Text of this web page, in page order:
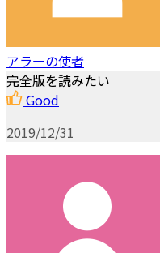
アラーの使者
完全版を読みたい
Good
2019/12/31